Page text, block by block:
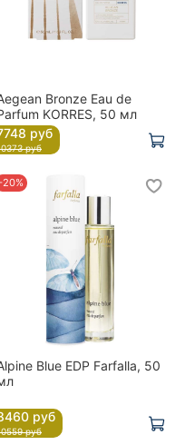
Bronze Eau de
KORRES, 50 мл
руб
руб
-20%
Blue EDP Farfalla, 50
руб
руб